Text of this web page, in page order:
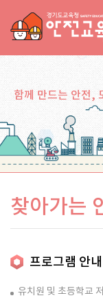
함께 만드는 안전,
찾아가는
프로그램 안내
유치원 및 초등학교